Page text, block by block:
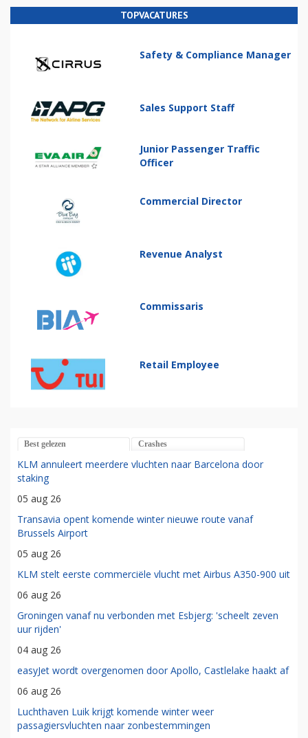
TOPVACATURES
Safety & Compliance Manager
Sales Support Staff
Junior Passenger Traffic
Officer
Commercial Director
Revenue Analyst
Commissaris
Retail Employee
Best gelezen Crashes
KLM annuleert meerdere vluchten naar Barcelona door
staking
05 aug 26
Transavia opent komende winter nieuwe route vanaf
Brussels Airport
05 aug 26
KLM stelt eerste commerciële vlucht met Airbus A350-900 uit
06 aug 26
Groningen vanaf nu verbonden met Esbjerg: 'scheelt zeven
uur rijden'
04 aug 26
easyJet wordt overgenomen door Apollo, Castlelake haakt af
06 aug 26
Luchthaven Luik krijgt komende winter weer
passagiersvluchten naar zonbestemmingen